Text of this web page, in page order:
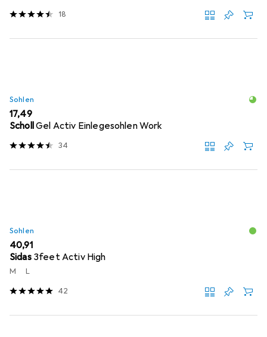
18
Sohlen
EUR
17,49
SchollGel Activ Einlegesohlen Work
34
Sohlen
EUR
40,91
Sidas 3feet Activ High
M L
42